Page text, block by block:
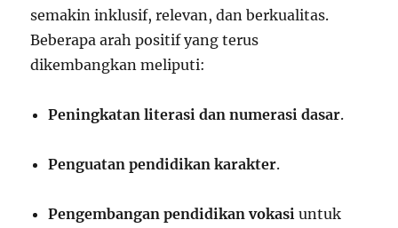
semakin inklusif, relevan, dan berkualitas.
Beberapa arah positif yang terus
dikembangkan meliputi:
Peningkatan literasi dan numerasi dasar.
Penguatan pendidikan karakter.
Pengembangan pendidikan vokasi untuk